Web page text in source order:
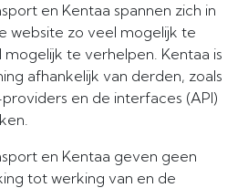
en Kentaa spannen zich in
website zo veel mogelijk te
te verhelpen. Kentaa is
afhankelijk van derden, zoals
en de interfaces (API)
en Kentaa geven geen
tot werking van en de